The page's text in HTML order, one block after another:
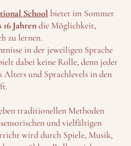
School bietet im Sommer
16 Jahrendie Möglichkeit,
zu lernen.
in der jeweiligen Sprache
dabei keine Rolle, denn jeder
Alters und Sprachlevels in den
traditionellen Methoden
und vielfältigen
wird durch Spiele, Musik,